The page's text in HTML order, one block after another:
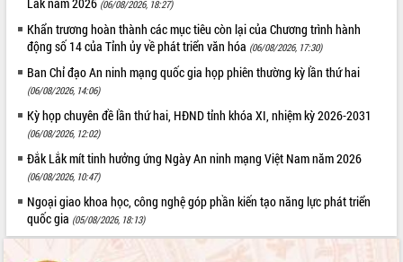
Bí thư Tỉnh ủy Lương Nguyễn Minh
Triết thăm, tặng quà người có công với
cách mạng
Rà soát, hoàn thiện hệ thống thiết chế
văn hóa, thể thao đáp ứng yêu cầu
phát triển mới
Thường trực HĐND tỉnh Đắk Lắk gặp
mặt Đoàn chuyên gia y tế TP. Hồ Chí
Minh
Lễ truy điệu và an táng hài cốt liệt sĩ
tại Nghĩa trang Liệt sĩ xã Sơn Hòa
Bàn giải pháp tháo gỡ khó khăn trong
LIÊN KẾT WEB
THỐNG KÊ TRUY CẬP
Hôm nay: 8385
Tất cả: 66053708
(06/08/2026, 18:27)
Khẩn trương hoàn thành các mục tiêu còn lại của Chương trình hành
động số 14 của Tỉnh ủy về phát triển văn hóa (06/08/2026, 17:30)
Ban Chỉ đạo An ninh mạng quốc gia họp phiên thường kỳ lần thứ hai
(06/08/2026, 14:06)
Kỳ họp chuyên đề lần thứ hai, HĐND tỉnh khóa XI, nhiệm kỳ 2026-2031
(06/08/2026, 12:02)
Đắk Lắk mít tinh hưởng ứng Ngày An ninh mạng Việt Nam năm 2026
(06/08/2026, 10:47)
Ngoại giao khoa học, công nghệ góp phần kiến tạo năng lực phát triển
quốc gia (05/08/2026, 18:13)